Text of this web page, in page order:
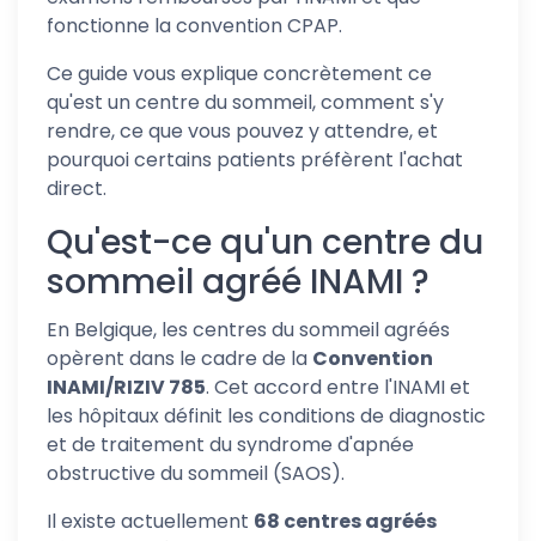
fonctionne la convention CPAP.
Ce guide vous explique concrètement ce
qu'est un centre du sommeil, comment s'y
rendre, ce que vous pouvez y attendre, et
pourquoi certains patients préfèrent l'achat
direct.
Qu'est-ce qu'un centre du
sommeil agréé INAMI ?
En Belgique, les centres du sommeil agréés
opèrent dans le cadre de la Convention
INAMI/RIZIV 785. Cet accord entre l'INAMI et
les hôpitaux définit les conditions de diagnostic
et de traitement du syndrome d'apnée
obstructive du sommeil (SAOS).
Il existe actuellement 68 centres agréés